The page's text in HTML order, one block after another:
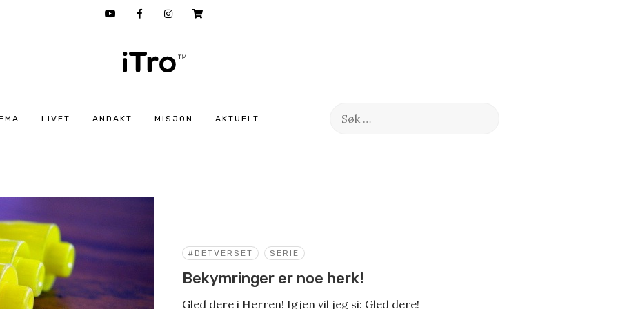
LIVET ANDAKT MISJON AKTUELT
Søk
#DETVERSET SERIE
Bekymringer er noe herk!
Gled dere i Herren! Igjen vil jeg si: Gled dere!